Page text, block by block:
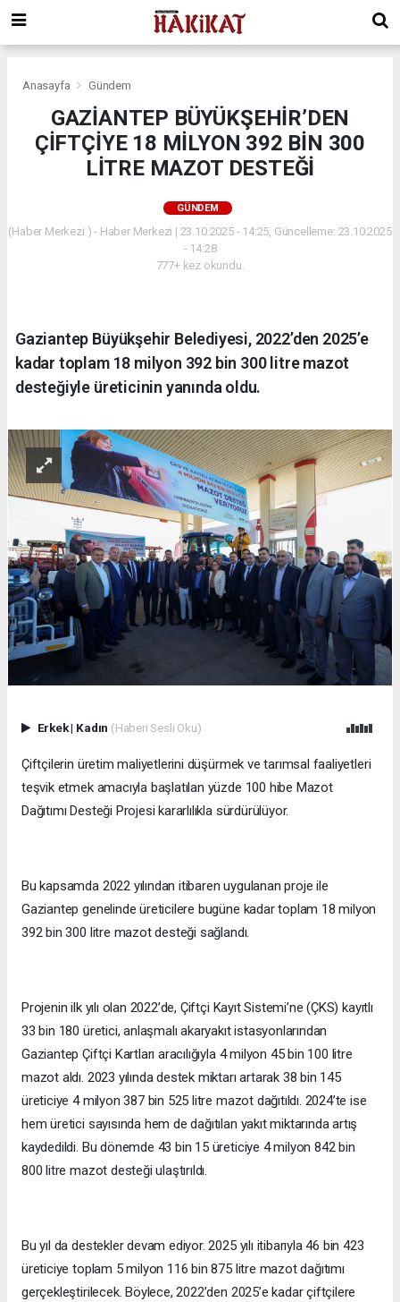
Anasayfa Gündem
GAZİANTEP BÜYÜKŞEHİR’DEN
ÇİFTÇİYE 18 MİLYON 392 BİN 300
LİTRE MAZOT DESTEĞİ
GÜNDEM
(Haber Merkezi ) - Haber Merkezi | 23.10.2025 - 14:25, Güncelleme: 23.10.2025
- 14:28
777+ kez okundu.
Gaziantep Büyükşehir Belediyesi, 2022’den 2025’e
kadar toplam 18 milyon 392 bin 300 litre mazot
desteğiyle üreticinin yanında oldu.
Erkek| Kadın (Haberi Sesli Oku)
Çiftçilerin üretim maliyetlerini düşürmek ve tarımsal faaliyetleri
teşvik etmek amacıyla başlatılan yüzde 100 hibe Mazot
Dağıtımı Desteği Projesi kararlılıkla sürdürülüyor.
Bu kapsamda 2022 yılından itibaren uygulanan proje ile
Gaziantep genelinde üreticilere bugüne kadar toplam 18 milyon
392 bin 300 litre mazot desteği sağlandı.
Projenin ilk yılı olan 2022’de, Çiftçi Kayıt Sistemi’ne (ÇKS) kayıtlı
33 bin 180 üretici, anlaşmalı akaryakıt istasyonlarından
Gaziantep Çiftçi Kartları aracılığıyla 4 milyon 45 bin 100 litre
mazot aldı. 2023 yılında destek miktarı artarak 38 bin 145
üreticiye 4 milyon 387 bin 525 litre mazot dağıtıldı. 2024’te ise
hem üretici sayısında hem de dağıtılan yakıt miktarında artış
kaydedildi. Bu dönemde 43 bin 15 üreticiye 4 milyon 842 bin
800 litre mazot desteği ulaştırıldı.
Bu yıl da destekler devam ediyor. 2025 yılı itibarıyla 46 bin 423
üreticiye toplam 5 milyon 116 bin 875 litre mazot dağıtımı
gerçekleştirilecek. Böylece, 2022’den 2025’e kadar çiftçilere